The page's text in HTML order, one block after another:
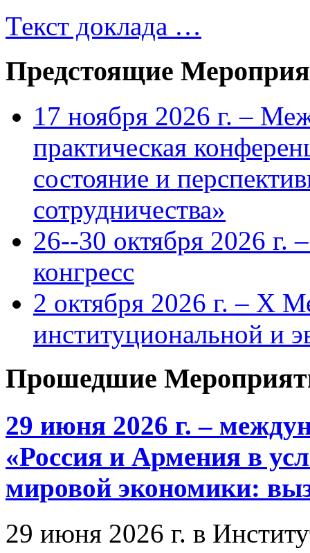
Текст доклада …
Предстоящие
17 ноября 2026 г. –
практическая
состояние и
сотрудничества»
26--30 октября 2026 г.
конгресс
2 октября 2026 г. – X
институциональной и
Прошедшие
29 июня 2026 г. –
«Россия и Армения в
мировой экономики:
29 июня 2026 г. в